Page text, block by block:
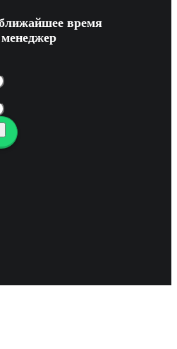
время